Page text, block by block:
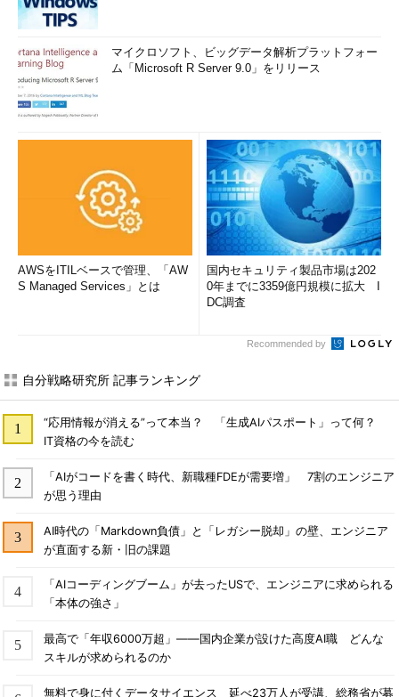
マイクロソフト、ビッグデータ解析プラットフォー
ム「Microsoft R Server 9.0」をリリース
AWSをITILベースで管理、「AW
S Managed Services」とは
国内セキュリティ製品市場は202
0年までに3359億円規模に拡大 I
DC調査
Recommended by
自分戦略研究所 記事ランキング
“応用情報が消える”って本当？ 「生成AIパスポート」って何？
IT資格の今を読む
「AIがコードを書く時代、新職種FDEが需要増」 7割のエンジニア
が思う理由
AI時代の「Markdown負債」と「レガシー脱却」の壁、エンジニア
が直面する新・旧の課題
「AIコーディングブーム」が去ったUSで、エンジニアに求められる
「本体の強さ」
最高で「年収6000万超」――国内企業が設けた高度AI職 どんな
スキルが求められるのか
無料で身に付くデータサイエンス 延べ23万人が受講、総務省が募